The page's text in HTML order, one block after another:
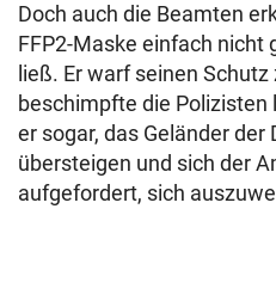
Doch auch die Beamten
FFP2-Maske einfach nicht
ließ. Er warf seinen Schutz
beschimpfte die
er sogar, das Geländer der
übersteigen und sich der
aufgefordert, sich